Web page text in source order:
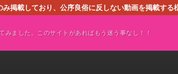
掲載しており、公序良俗に反しない動画を掲載す
みました。このサイトがあればもう迷う事なし！！